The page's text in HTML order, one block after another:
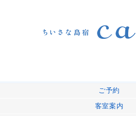
ご予約
客室案内